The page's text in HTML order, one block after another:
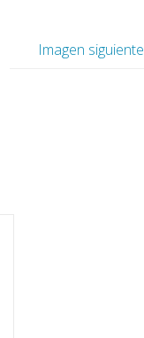
Imagen siguiente